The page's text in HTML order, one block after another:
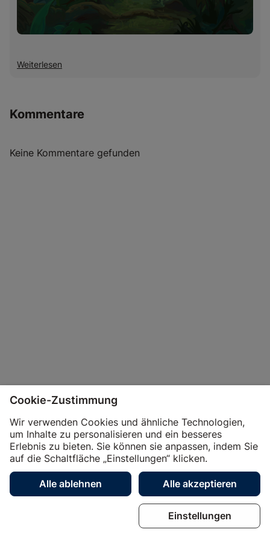
Weiterlesen
Kommentare
Keine Kommentare gefunden
Unternehmen
Shop
Magazin
Business
Dienstleistungen
Cookie-Zustimmung
Wir verwenden Cookies und ähnliche Technologien,
um Inhalte zu personalisieren und ein besseres
Erlebnis zu bieten. Sie können sie anpassen, indem Sie
auf die Schaltfläche „Einstellungen“ klicken.
Alle ablehnen Alle akzeptieren
Einstellungen